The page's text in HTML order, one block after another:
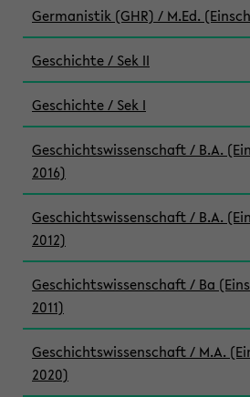
Germanistik (GHR) / M.Ed.
Geschichte / Sek II
Geschichte / Sek I
Geschichtswissenschaft / B.A.
2016)
Geschichtswissenschaft / B.A.
2012)
Geschichtswissenschaft / Ba
2011)
Geschichtswissenschaft / M.A.
2020)